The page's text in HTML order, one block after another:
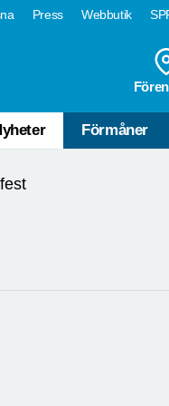
Press Webbutik
Förmåner